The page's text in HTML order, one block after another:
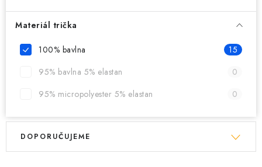
VÁNOCE
Časté otázky
Doprava a platba
Zásady zpracování ochrany osobních údajů
Kontakty
Materiál trička
100% bavlna
15
95% bavlna 5% elastan
0
95% micropolyester 5% elastan
0
V
Ř
DOPORUČUJEME